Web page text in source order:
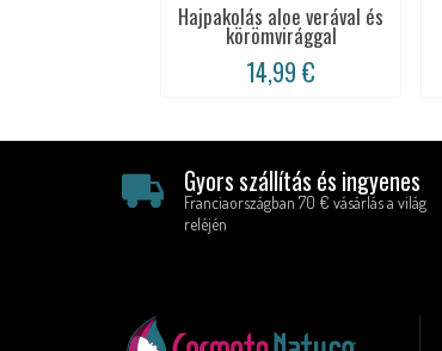
Hajpakolás aloe verával és
körömvirággal
14,99 €
Gyors szállítás és ingyenes
Franciaországban 70 € vásárlás a világ
reléjén